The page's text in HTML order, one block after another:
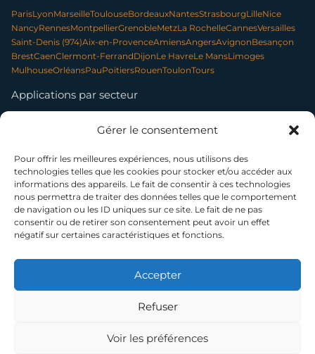
Gérer le consentement
Pour offrir les meilleures expériences, nous utilisons des
technologies telles que les cookies pour stocker et/ou accéder aux
informations des appareils. Le fait de consentir à ces technologies
nous permettra de traiter des données telles que le comportement
de navigation ou les ID uniques sur ce site. Le fait de ne pas
consentir ou de retirer son consentement peut avoir un effet
négatif sur certaines caractéristiques et fonctions.
Accepter
Refuser
Voir les préférences
ParisLyonMarseilleToulouseBordeauxNantesStrasbourgLilleNice
NancyRennesMontpellierGrenobleMetzLa RochelleCannesVersailles
Saint-Denis (974)Aix-en-ProvenceAmiensAngersAvignonBesançon
BrestCaenClermont-FerrandDijonLe HavreLe MansLimoges
MulhouseOrléansPauPoitiersRouenToulonTours
Applications par secteur
Événementiel & tourismeForêt & environnement
Photo professionnelleNettoyage par drone
SUIVEZ-NOUS
FORMATION
NDA 11 75 51962 75 — Cet enregistrement ne vaut pas agrément de l'État